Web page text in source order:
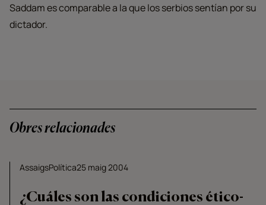
Saddam es comparable a la que los serbios sentían por su
dictador.
Obres relacionades
AssaigsPolítica25 maig 2004
¿Cuáles son las condiciones ético-